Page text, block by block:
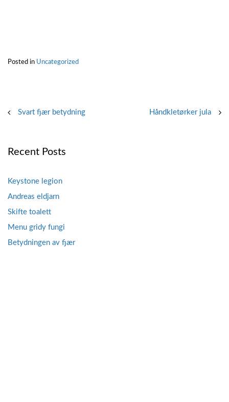
Posted in Uncategorized
Post
Svart fjær betydning Håndkletørker jula
Recent Posts
Keystone legion
Andreas eldjarn
Skifte toalett
Menu gridy fungi
Betydningen av fjær